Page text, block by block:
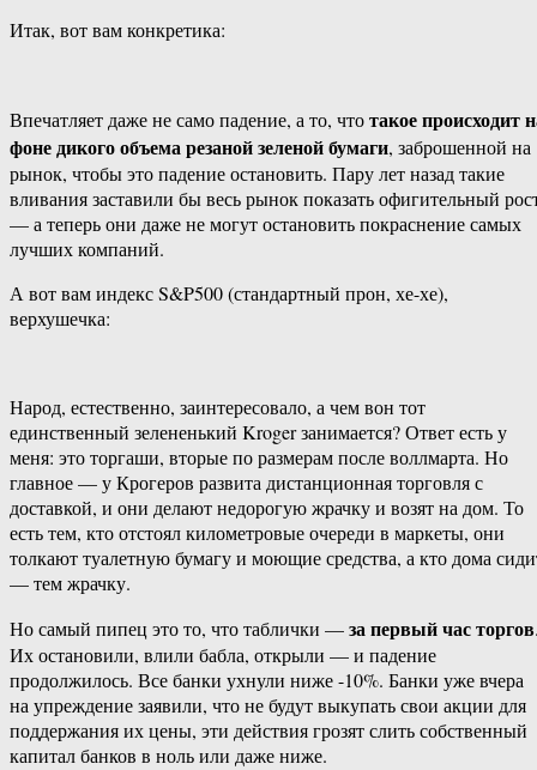
Итак, вот вам конкретика:
Впечатляет даже не само падение, а то, чтотакое происходит
фоне дикого объема резаной зеленой бумаги, заброшенной на
рынок, чтобы это падение остановить. Пару лет назад такие
вливания заставили бы весь рынок показать офигительный
— а теперь они даже не могут остановить покраснение самых
лучших компаний.
А вот вам индекс S&P500 (стандартный прон, хе-хе),
верхушечка:
Народ, естественно, заинтересовало, а чем вон тот
единственный зелененький Kroger занимается? Ответ есть у
меня: это торгаши, вторые по размерам после воллмарта. Но
главное — у Крогеров развита дистанционная торговля с
доставкой, и они делают недорогую жрачку и возят на дом. То
есть тем, кто отстоял километровые очереди в маркеты, они
толкают туалетную бумагу и моющие средства, а кто дома
— тем жрачку.
Но самый пипец это то, что таблички —за первый час торгов
Их остановили, влили бабла, открыли — и падение
продолжилось. Все банки ухнули ниже -10%. Банки уже вчера
на упреждение заявили, что не будут выкупать свои акции для
поддержания их цены, эти действия грозят слить собственный
капитал банков в ноль или даже ниже.